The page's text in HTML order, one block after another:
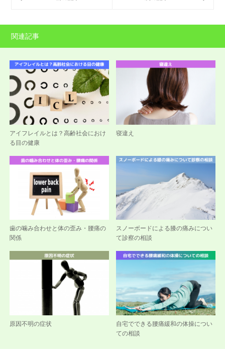
関連記事
アイフレイルとは？高齢社会におけ
る目の健康
寝違え
歯の噛み合わせと体の歪み・腰痛の
関係
スノーボードによる膝の痛みについ
て診察の相談
原因不明の症状
自宅でできる腰痛緩和の体操につい
ての相談